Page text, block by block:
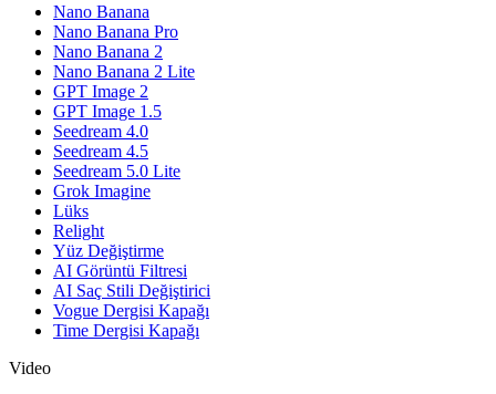
Nano Banana
Nano Banana Pro
Nano Banana 2
Nano Banana 2 Lite
GPT Image 2
GPT Image 1.5
Seedream 4.0
Seedream 4.5
Seedream 5.0 Lite
Grok Imagine
Lüks
Relight
Yüz Değiştirme
AI Görüntü Filtresi
AI Saç Stili Değiştirici
Vogue Dergisi Kapağı
Time Dergisi Kapağı
Video